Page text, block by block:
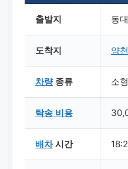
출발지 동
도착지 양
차량종류 소
탁송 비용
배차시간